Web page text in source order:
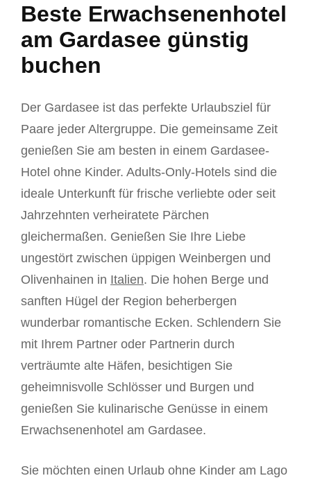
Beste Erwachsenenhotel
am Gardasee günstig
buchen
Der Gardasee ist das perfekte Urlaubsziel für
Paare jeder Altergruppe. Die gemeinsame Zeit
genießen Sie am besten in einem Gardasee-
Hotel ohne Kinder. Adults-Only-Hotels sind die
ideale Unterkunft für frische verliebte oder seit
Jahrzehnten verheiratete Pärchen
gleichermaßen. Genießen Sie Ihre Liebe
ungestört zwischen üppigen Weinbergen und
Olivenhainen in Italien. Die hohen Berge und
sanften Hügel der Region beherbergen
wunderbar romantische Ecken. Schlendern Sie
mit Ihrem Partner oder Partnerin durch
verträumte alte Häfen, besichtigen Sie
geheimnisvolle Schlösser und Burgen und
genießen Sie kulinarische Genüsse in einem
Erwachsenenhotel am Gardasee.
Sie möchten einen Urlaub ohne Kinder am Lago